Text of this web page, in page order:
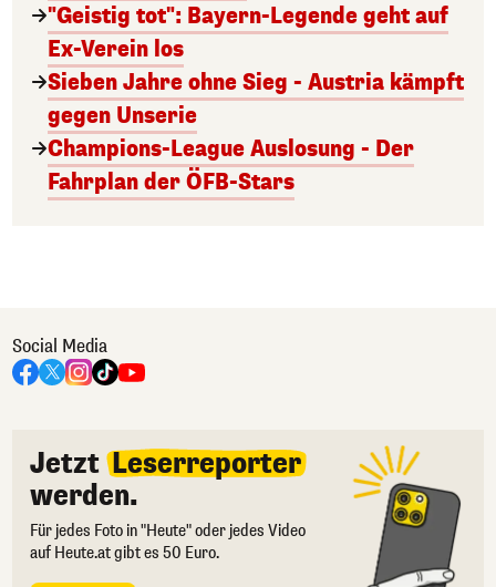
"Geistig tot": Bayern-Legende geht auf
Ex-Verein los
Sieben Jahre ohne Sieg - Austria kämpft
gegen Unserie
Champions-League Auslosung - Der
Fahrplan der ÖFB-Stars
Social Media
Jetzt Leserreporter
werden.
Für jedes Foto in "Heute" oder jedes Video
auf Heute.at gibt es 50 Euro.